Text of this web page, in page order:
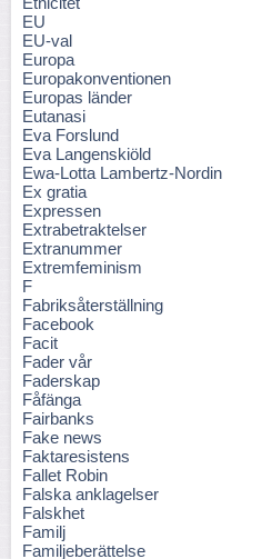
EU
EU-val
Europa
Europakonventionen
Europas länder
Eutanasi
Eva Forslund
Eva Langenskiöld
Ewa-Lotta Lambertz-Nordin
Ex gratia
Expressen
Extrabetraktelser
Extranummer
Extremfeminism
F
Fabriksåterställning
Facebook
Facit
Fader vår
Faderskap
Fåfänga
Fairbanks
Fake news
Faktaresistens
Fallet Robin
Falska anklagelser
Falskhet
Familj
Familjeberättelse